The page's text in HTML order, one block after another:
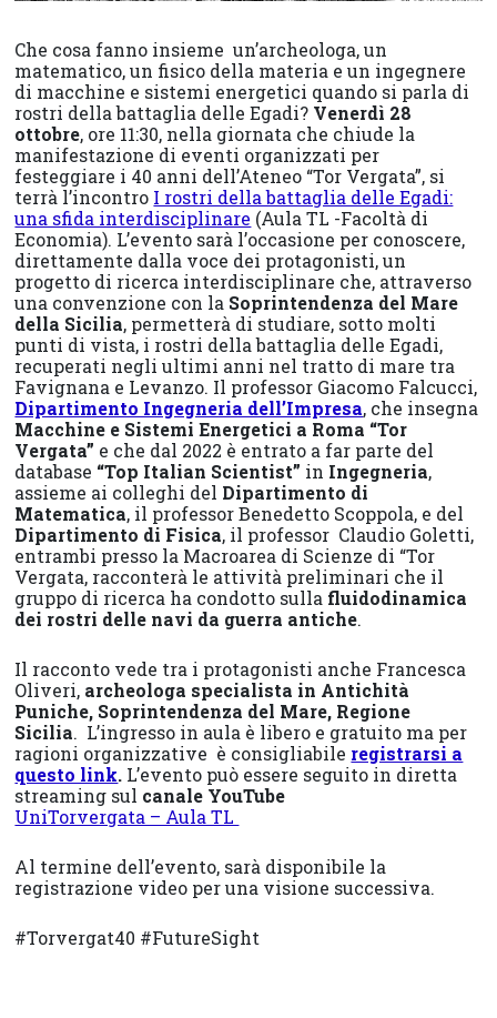
Che cosa fanno insieme un’archeologa, un
matematico, un fisico della materia e un ingegnere
di macchine e sistemi energetici quando si parla di
rostri della battaglia delle Egadi? Venerdì 28
ottobre, ore 11:30, nella giornata che chiude la
manifestazione di eventi organizzati per
festeggiare i 40 anni dell’Ateneo “Tor Vergata”, si
terrà l’incontro I rostri della battaglia delle Egadi:
una sfida interdisciplinare (Aula TL -Facoltà di
Economia). L’evento sarà l’occasione per conoscere,
direttamente dalla voce dei protagonisti, un
progetto di ricerca interdisciplinare che, attraverso
una convenzione con la Soprintendenza del Mare
della Sicilia, permetterà di studiare, sotto molti
punti di vista, i rostri della battaglia delle Egadi,
recuperati negli ultimi anni nel tratto di mare tra
Favignana e Levanzo. Il professor Giacomo Falcucci,
Dipartimento Ingegneria dell’Impresa, che insegna
Macchine e Sistemi Energetici a Roma “Tor
Vergata” e che dal 2022 è entrato a far parte del
database “Top Italian Scientist” in Ingegneria,
assieme ai colleghi del Dipartimento di
Matematica, il professor Benedetto Scoppola, e del
Dipartimento di Fisica, il professor Claudio Goletti,
entrambi presso la Macroarea di Scienze di “Tor
Vergata, racconterà le attività preliminari che il
gruppo di ricerca ha condotto sulla fluidodinamica
dei rostri delle navi da guerra antiche.
Il racconto vede tra i protagonisti anche Francesca
Oliveri, archeologa specialista in Antichità
Puniche, Soprintendenza del Mare, Regione
Sicilia. L’ingresso in aula è libero e gratuito ma per
ragioni organizzative è consigliabile registrarsi a
questo link. L’evento può essere seguito in diretta
streaming sul canale YouTube
UniTorvergata – Aula TL
Al termine dell’evento, sarà disponibile la
registrazione video per una visione successiva.
#Torvergat40 #FutureSight